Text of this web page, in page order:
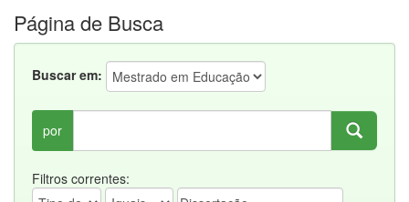
Página de Busca
Buscar em:
por
Filtros correntes: